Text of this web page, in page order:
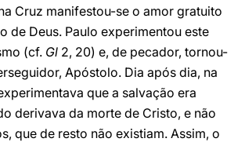
Cruz manifestou-se o amor gratuito
de Deus. Paulo experimentou este
(cf. Gl 2, 20) e, de pecador, tornou-
Apóstolo. Dia após dia, na
que a salvação era
derivava da morte de Cristo, e não
que de resto não existiam. Assim, o